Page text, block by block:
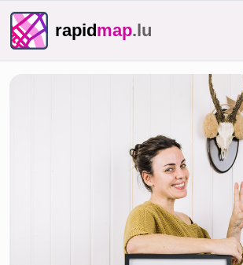
rapidmap.lu